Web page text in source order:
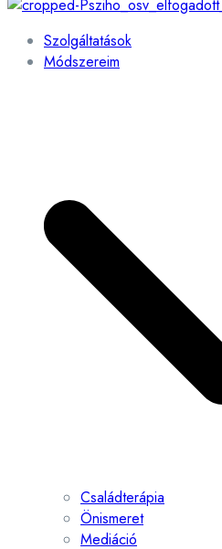
Szolgáltatások
Módszereim
Családterápia
Önismeret
Mediáció